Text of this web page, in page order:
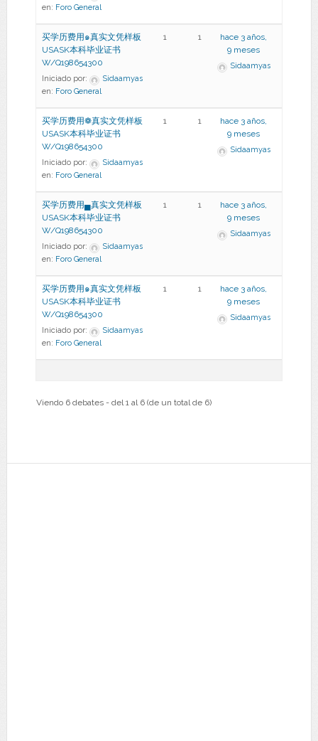
en: Foro General
买学历费用๑真实文凭样板
USASK本科毕业证书
W/Q198654300
Iniciado por:
Sidaamyas
en: Foro General
1 1
hace 3 años,
9 meses
Sidaamyas
买学历费用❁真实文凭样板
USASK本科毕业证书
W/Q198654300
Iniciado por:
Sidaamyas
en: Foro General
1 1
hace 3 años,
9 meses
Sidaamyas
买学历费用▄真实文凭样板
USASK本科毕业证书
W/Q198654300
Iniciado por:
Sidaamyas
en: Foro General
1 1
hace 3 años,
9 meses
Sidaamyas
买学历费用๑真实文凭样板
USASK本科毕业证书
W/Q198654300
Iniciado por:
Sidaamyas
en: Foro General
1 1
hace 3 años,
9 meses
Sidaamyas
Viendo 6 debates - del 1 al 6 (de un total de 6)